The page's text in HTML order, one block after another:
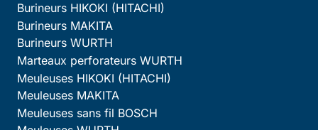
Burineurs HIKOKI (HITACHI)
Burineurs MAKITA
Burineurs WURTH
Marteaux perforateurs WURTH
Meuleuses HIKOKI (HITACHI)
Meuleuses MAKITA
Meuleuses sans fil BOSCH